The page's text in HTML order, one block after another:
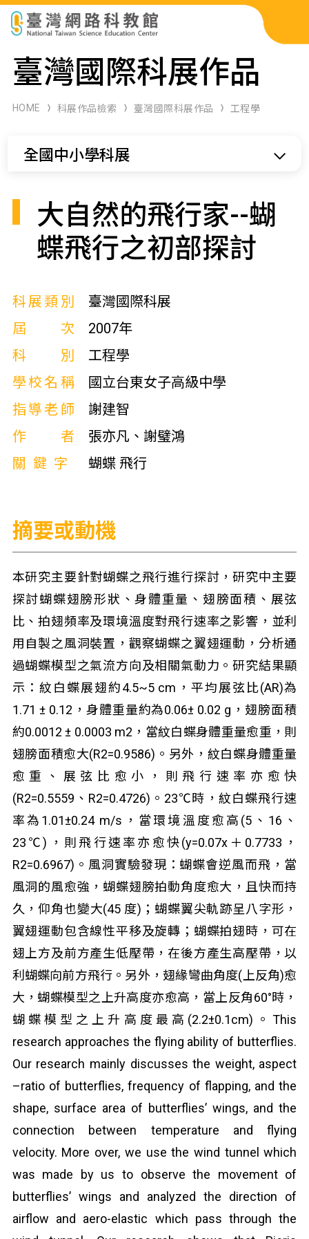
科展作品檢索
科學研習月刊
臺灣國際科展作品
HOME 科展作品檢索 臺灣國際科展作品 工程學
全國中小學科展
大自然的飛行家--蝴
蝶飛行之初部探討
科展類別
臺灣國際科展
屆次
2007年
科別
工程學
學校名稱
國立台東女子高級中學
指導老師
謝建智
作者
張亦凡、謝璧鴻
關鍵字
蝴蝶 飛行
摘要或動機
本研究主要針對蝴蝶之飛行進行探討，研究中主要
探討蝴蝶翅膀形狀、身體重量、翅膀面積、展弦
比、拍翅頻率及環境溫度對飛行速率之影響，並利
用自製之風洞裝置，觀察蝴蝶之翼翅運動，分析通
過蝴蝶模型之氣流方向及相關氣動力。研究結果顯
示：紋白蝶展翅約4.5~5 cm，平均展弦比(AR)為
1.71 ± 0.12，身體重量約為0.06± 0.02 g，翅膀面積
約0.0012 ± 0.0003 m2 ，當紋白蝶身體重量愈重，則
翅膀面積愈大(R2=0.9586)。另外，紋白蝶身體重量
愈重、展弦比愈小，則飛行速率亦愈快
(R2=0.5559、R2=0.4726)。23℃時，紋白蝶飛行速
率為1.01±0.24 m/s，當環境溫度愈高(5、16、
23℃)，則飛行速率亦愈快(y=0.07x＋0.7733，
R2=0.6967)。風洞實驗發現：蝴蝶會逆風而飛，當
風洞的風愈強，蝴蝶翅膀拍動角度愈大，且快而持
久，仰角也變大(45 度)；蝴蝶翼尖軌跡呈八字形，
翼翅運動包含線性平移及旋轉；蝴蝶拍翅時，可在
翅上方及前方產生低壓帶，在後方產生高壓帶，以
利蝴蝶向前方飛行。另外，翅緣彎曲角度(上反角)愈
大，蝴蝶模型之上升高度亦愈高，當上反角60°時，
蝴蝶模型之上升高度最高(2.2±0.1cm)。This
research approaches the flying ability of butterflies.
Our research mainly discusses the weight, aspect
–ratio of butterflies, frequency of flapping, and the
shape, surface area of butterflies’ wings, and the
connection between temperature and flying
velocity. More over, we use the wind tunnel which
was made by us to observe the movement of
butterflies’ wings and analyzed the direction of
airflow and aero-elastic which pass through the